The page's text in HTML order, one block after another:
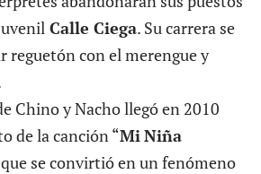
Calle Ciega. Su carrera se
reguetón con el merengue y
Chino y Nacho llegó en 2010
de la canción “Mi Niña
se convirtió en un fenómeno